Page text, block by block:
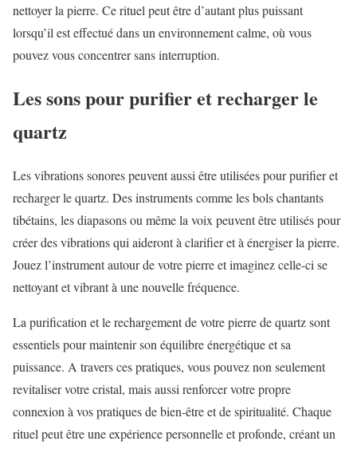
nettoyer la pierre. Ce rituel peut être d’autant plus puissant
lorsqu’il est effectué dans un environnement calme, où vous
pouvez vous concentrer sans interruption.
Les sons pour purifier et recharger le
quartz
Les vibrations sonores peuvent aussi être utilisées pour purifier et
recharger le quartz. Des instruments comme les bols chantants
tibétains, les diapasons ou même la voix peuvent être utilisés pour
créer des vibrations qui aideront à clarifier et à énergiser la pierre.
Jouez l’instrument autour de votre pierre et imaginez celle-ci se
nettoyant et vibrant à une nouvelle fréquence.
La purification et le rechargement de votre pierre de quartz sont
essentiels pour maintenir son équilibre énergétique et sa
puissance. A travers ces pratiques, vous pouvez non seulement
revitaliser votre cristal, mais aussi renforcer votre propre
connexion à vos pratiques de bien-être et de spiritualité. Chaque
rituel peut être une expérience personnelle et profonde, créant un